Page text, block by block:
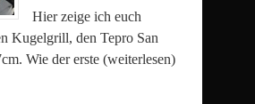
Hier zeige ich euch
Kugelgrill, den Tepro San
Wie der erste (weiterlesen)